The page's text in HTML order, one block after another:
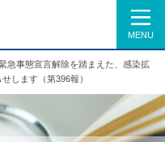
MENU
急事態宣言解除を踏まえた、感染拡
します（第396報）